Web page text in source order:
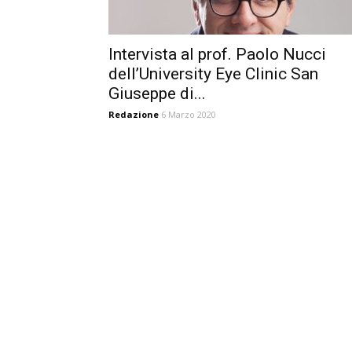
Intervista al prof. Paolo Nucci
dell’University Eye Clinic San
Giuseppe di...
Redazione 6 Marzo 2020